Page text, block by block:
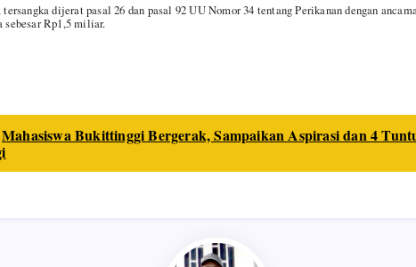
dijerat pasal 26 dan pasal 92 UU Nomor 34 tentang Perikanan dengan
sebesar Rp1,5 miliar.
Mahasiswa Bukittinggi Bergerak, Sampaikan Aspirasi dan 4